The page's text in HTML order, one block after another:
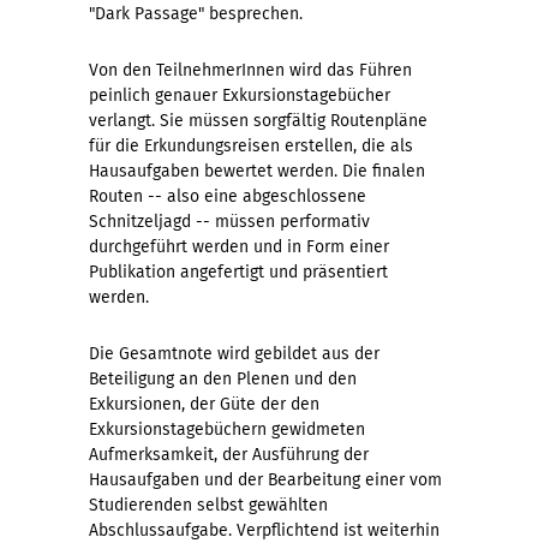
"Dark Passage" besprechen.
Von den TeilnehmerInnen wird das Führen
peinlich genauer Exkursionstagebücher
verlangt. Sie müssen sorgfältig Routenpläne
für die Erkundungsreisen erstellen, die als
Hausaufgaben bewertet werden. Die finalen
Routen -- also eine abgeschlossene
Schnitzeljagd -- müssen performativ
durchgeführt werden und in Form einer
Publikation angefertigt und präsentiert
werden.
Die Gesamtnote wird gebildet aus der
Beteiligung an den Plenen und den
Exkursionen, der Güte der den
Exkursionstagebüchern gewidmeten
Aufmerksamkeit, der Ausführung der
Hausaufgaben und der Bearbeitung einer vom
Studierenden selbst gewählten
Abschlussaufgabe. Verpflichtend ist weiterhin